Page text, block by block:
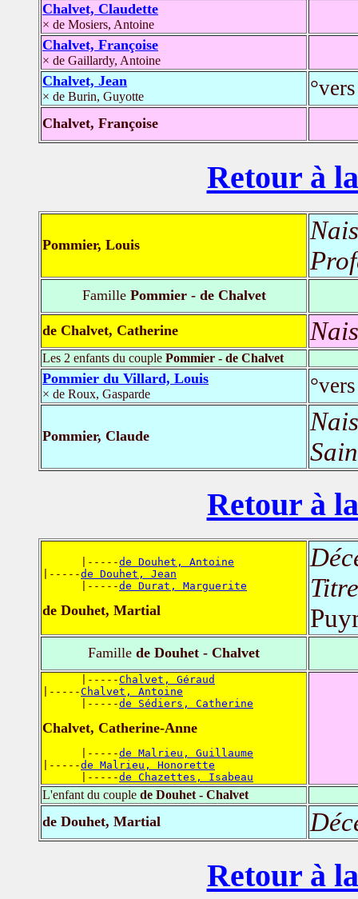
Chalvet, Claudette
× de Mosiers, Antoine
Chalvet, Françoise
× de Gaillardy, Antoine
Chalvet, Jean
× de Burin, Guyotte
Chalvet, Françoise
Retour à
Pommier, Louis
FamillePommier - de Chalvet
de Chalvet, Catherine
Les 2 enfants du couple Pommier - de Chalvet
Pommier du Villard, Louis
× de Roux, Gasparde
Pommier, Claude
Retour à
      |-----
de Douhet, Antoine
|-----de Douhet, Jean
      |-----
de Durat, Marguerite
de Douhet, Martial
Famille de Douhet - Chalvet
      |-----
Chalvet, Géraud
|-----Chalvet, Antoine
      |-----
de Sédiers, Catherine
Chalvet, Catherine-Anne
      |-----
de Malrieu, Guillaume
|-----de Malrieu, Honorette
      |-----
de Chazettes, Isabeau
L'enfant du couple de Douhet - Chalvet
de Douhet, Martial
Retour à